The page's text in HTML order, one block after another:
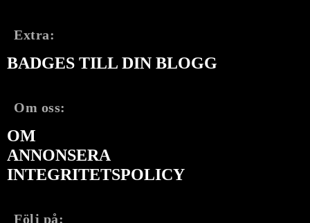
Extra:
BADGES TILL DIN BLOGG
Om oss:
OM
ANNONSERA
INTEGRITETSPOLICY
Följ på: